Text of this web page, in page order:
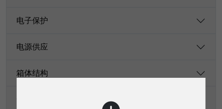
电子保护
电源供应
箱体结构